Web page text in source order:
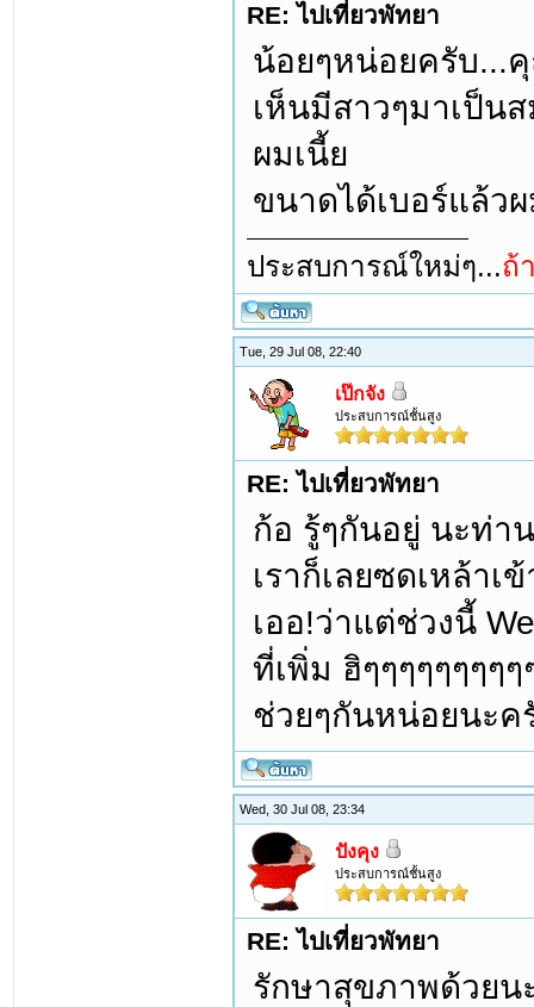
RE: ไปเที่ยวพัทยา
น้อยๆหน่อยครับ...
เห็นมีสาวๆมาเป็น
ผมเนี้ย
ขนาดได้เบอร์แล้ว
ประสบการณ์ใหม่ๆ...ถ้
Tue, 29 Jul 08, 22:40
เป๊กจัง
ประสบการณ์ชั้นสูง
RE: ไปเที่ยวพัทยา
ก้อ รู้ๆกันอยู่ นะท่า
เราก็เลยซดเหล้าเ
เออ!ว่าแต่ช่วงนี้
ที่เพิ่ม ฮิๆๆๆๆๆๆๆๆๆ
ช่วยๆกันหน่อยนะค
Wed, 30 Jul 08, 23:34
ปังคุง
ประสบการณ์ชั้นสูง
RE: ไปเที่ยวพัทยา
รักษาสุขภาพด้วยน